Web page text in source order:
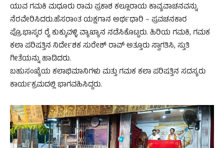
ಯುವ ಗಮಕಿ ಮಧೂರು ರಾಮ ಪ್ರಕಾಶ ಕಲ್ಲೂರಾಯ ಕಾವ್ಯವಾಚನವನ್ನು
ನೆರವೇರಿಸಿದರು.ಹೆಸರಾಂತ ಯಕ್ಷಗಾನ ಅರ್ಥಧಾರಿ – ಪ್ರವಚನಕಾರ
ಪ್ರೊ.ಭಾಸ್ಕರ ರೈ ಕುಕ್ಕುವಳ್ಳಿ ವ್ಯಾಖ್ಯಾನ ನಡೆಸಿಕೊಟ್ಟರು. ಹಿರಿಯ ಗಮಕಿ, ಗಮಕ
ಕಲಾ ಪರಿಷತ್ತಿನ ನಿರ್ದೇಶಕ ಸುರೇಶ್ ರಾವ್ ಅತ್ತೂರು ಸ್ವಾಗತಿಸಿ, ಸ್ತುತಿ
ಗೀತೆಯನ್ನು ಹಾಡಿದರು.
ಬಹುಸಂಖ್ಯೆಯ ಕಲಾಭಿಮಾನಿಗಳು ಮತ್ತು ಗಮಕ ಕಲಾ ಪರಿಷತ್ತಿನ ಸದಸ್ಯರು
ಕಾರ್ಯಕ್ರಮದಲ್ಲಿ ಭಾಗವಹಿಸಿದ್ದರು.